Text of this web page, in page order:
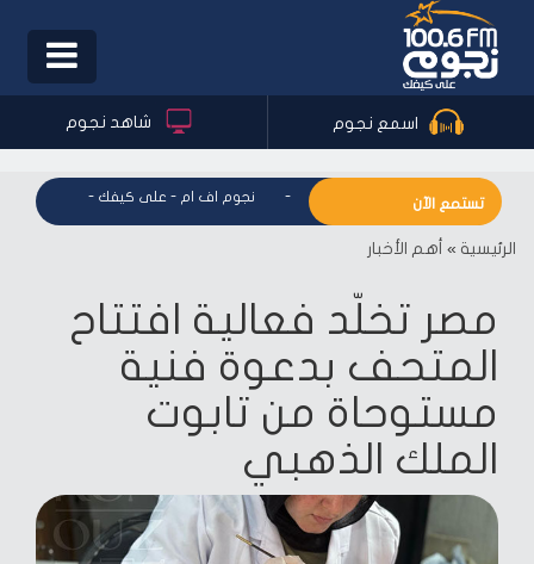
Toggle
اسمع نجوم شاهد نجوم
تستمع الآن
نجوم اف ام - على كيفك - نجوم اف ام - على كيفك نجوم اف
الرئيسية » أهم الأخبار
مصر تخلّد فعالية افتتاح
المتحف بدعوة فنية
مستوحاة من تابوت
الملك الذهبي